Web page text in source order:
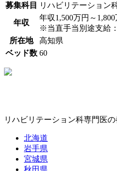
募集科目
リハビリテーション
年収
年収1,500万円～1,800
※当直手当別途支給
所在地
高知県
ベッド数 60
リハビリテーション科専門医
北海道
岩手県
宮城県
秋田県